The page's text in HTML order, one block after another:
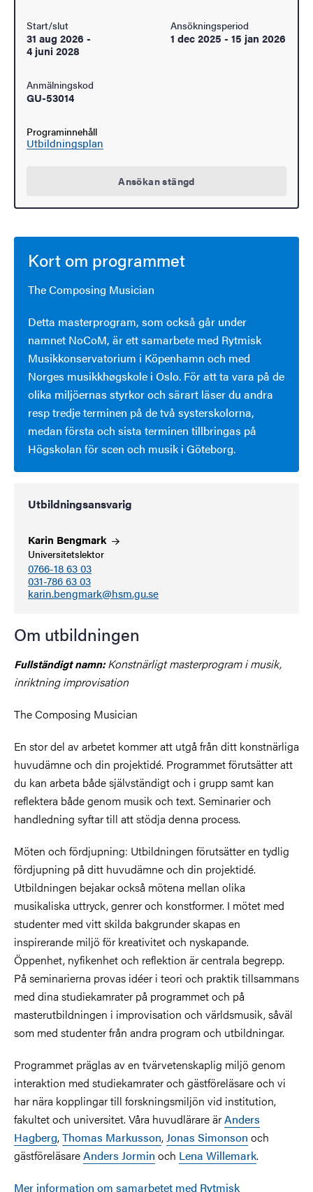
Start/slut
31 aug 2026 -
4 juni 2028
Ansökningsperiod
1 dec 2025 - 15 jan 2026
Anmälningskod
GU-53014
Programinnehåll
Utbildningsplan
Ansökan stängd
Kort om programmet
The Composing Musician
Detta masterprogram, som också går under
namnet NoCoM, är ett samarbete med Rytmisk
Musikkonservatorium i Köpenhamn och med
Norges musikkhøgskole i Oslo. För att ta vara på de
olika miljöernas styrkor och särart läser du andra
resp tredje terminen på de två systerskolorna,
medan första och sista terminen tillbringas på
Högskolan för scen och musik i Göteborg.
Utbildningsansvarig
Karin Bengmark
Universitetslektor
0766-18 63 03
031-786 63 03
karin.bengmark@hsm.gu.se
Om utbildningen
Fullständigt namn:Konstnärligt masterprogram i musik,
inriktning improvisation
The Composing Musician
En stor del av arbetet kommer att utgå från ditt konstnärliga
huvudämne och din projektidé. Programmet förutsätter att
du kan arbeta både självständigt och i grupp samt kan
reflektera både genom musik och text. Seminarier och
handledning syftar till att stödja denna process.
Möten och fördjupning: Utbildningen förutsätter en tydlig
fördjupning på ditt huvudämne och din projektidé.
Utbildningen bejakar också mötena mellan olika
musikaliska uttryck, genrer och konstformer. I mötet med
studenter med vitt skilda bakgrunder skapas en
inspirerande miljö för kreativitet och nyskapande.
Öppenhet, nyfikenhet och reflektion är centrala begrepp.
På seminarierna provas idéer i teori och praktik tillsammans
med dina studiekamrater på programmet och på
masterutbildningen i improvisation och världsmusik, såväl
som med studenter från andra program och utbildningar.
Programmet präglas av en tvärvetenskaplig miljö genom
interaktion med studiekamrater och gästföreläsare och vi
har nära kopplingar till forskningsmiljön vid institution,
fakultet och universitet. Våra huvudlärare ärAnders
Hagberg,Thomas Markusson,Jonas Simonson och
gästföreläsareAnders Jormin och Lena Willemark.
Mer information om samarbetet med Rytmisk